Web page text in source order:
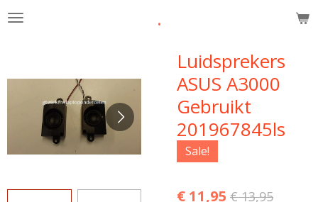
Ga
hoofdinhoud
.
Luidsprekers
ASUS A3000
Gebruikt
201967845ls
Sale!
€ 11,95 € 13,95